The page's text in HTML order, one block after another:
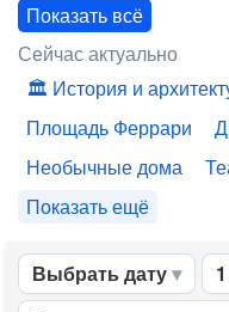
Показать всё
Сейчас актуально
История и
Площадь Феррари
Необычные дома
Показать ещё
Выбрать дату